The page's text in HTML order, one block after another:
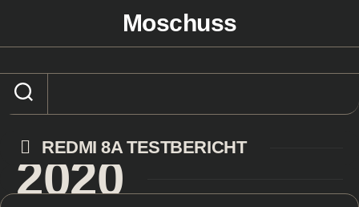
Moschuss
REDMI 8A TESTBERICHT
2020